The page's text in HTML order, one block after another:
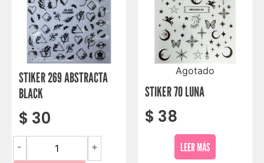
STIKER 269 ABSTRACTA
BLACK
$ 30
- +
Agotado
STIKER 70 LUNA
$ 38
LEER MÁS